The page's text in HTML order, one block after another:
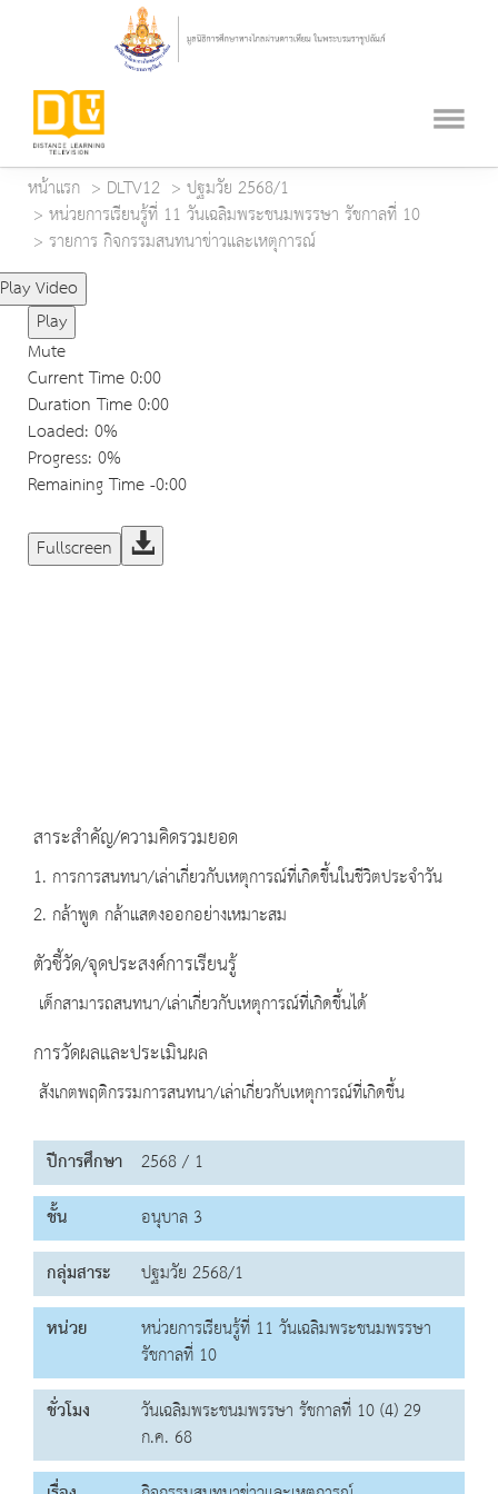
หน้าแรก DLTV12
ปฐมวัย 2568/1
หน่วยการเรียนรู้ที่ 11 วันเฉลิมพระชนมพรรษา รัชกาลที่ 10
รายการ กิจกรรมสนทนาข่าวและเหตุการณ์
Play Video
Play
Mute
Current Time0:00
Duration Time0:00
Loaded: 0%
Progress: 0%
Remaining Time-0:00
Fullscreen
สาระสำคัญ/ความคิดรวมยอด
1. การการสนทนา/เล่าเกี่ยวกับเหตุการณ์ที่เกิดขึ้นในชีวิตประจำวัน
2. กล้าพูด กล้าแสดงออกอย่างเหมาะสม
ตัวชี้วัด/จุดประสงค์การเรียนรู้
เด็กสามารถสนทนา/เล่าเกี่ยวกับเหตุการณ์ที่เกิดขึ้นได้
การวัดผลและประเมินผล
สังเกตพฤติกรรมการสนทนา/เล่าเกี่ยวกับเหตุการณ์ที่เกิดขึ้น
ปีการศึกษา 2568 / 1
ชั้น
อนุบาล 3
กลุ่มสาระ
ปฐมวัย 2568/1
หน่วย
หน่วยการเรียนรู้ที่ 11 วันเฉลิมพระชนมพรรษา
รัชกาลที่ 10
ชั่วโมง
วันเฉลิมพระชนมพรรษา รัชกาลที่ 10 (4) 29
ก.ค. 68